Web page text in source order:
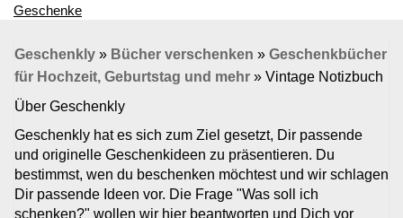
Geschenke
Geschenkly » Bücher verschenken » Geschenkbücher
für Hochzeit, Geburtstag und mehr » Vintage Notizbuch
Über Geschenkly
Geschenkly hat es sich zum Ziel gesetzt, Dir passende
und originelle Geschenkideen zu präsentieren. Du
bestimmst, wen du beschenken möchtest und wir schlagen
Dir passende Ideen vor. Die Frage "Was soll ich
schenken?" wollen wir hier beantworten und Dich vor